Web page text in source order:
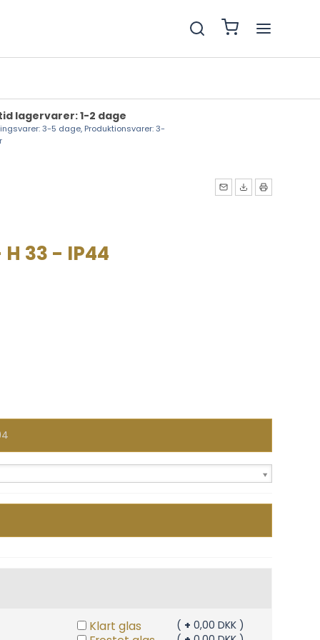
lagervarer: 1-2 dage
3-5 dage, Produktionsvarer: 3-
H 33 - IP44
Klart glas ( + 0,00 DKK )